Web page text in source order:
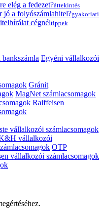
elég a fedezet?áttekintés
jó a folyószámlahitel?gyakorlati
cégnéltippek
Egyéni vállalkozói
Gránit
MagNet számlacsomagok
Raiffeisen
vállalkozói számlacsomagok
vállalkozói
OTP
vállalkozói számlacsomagok